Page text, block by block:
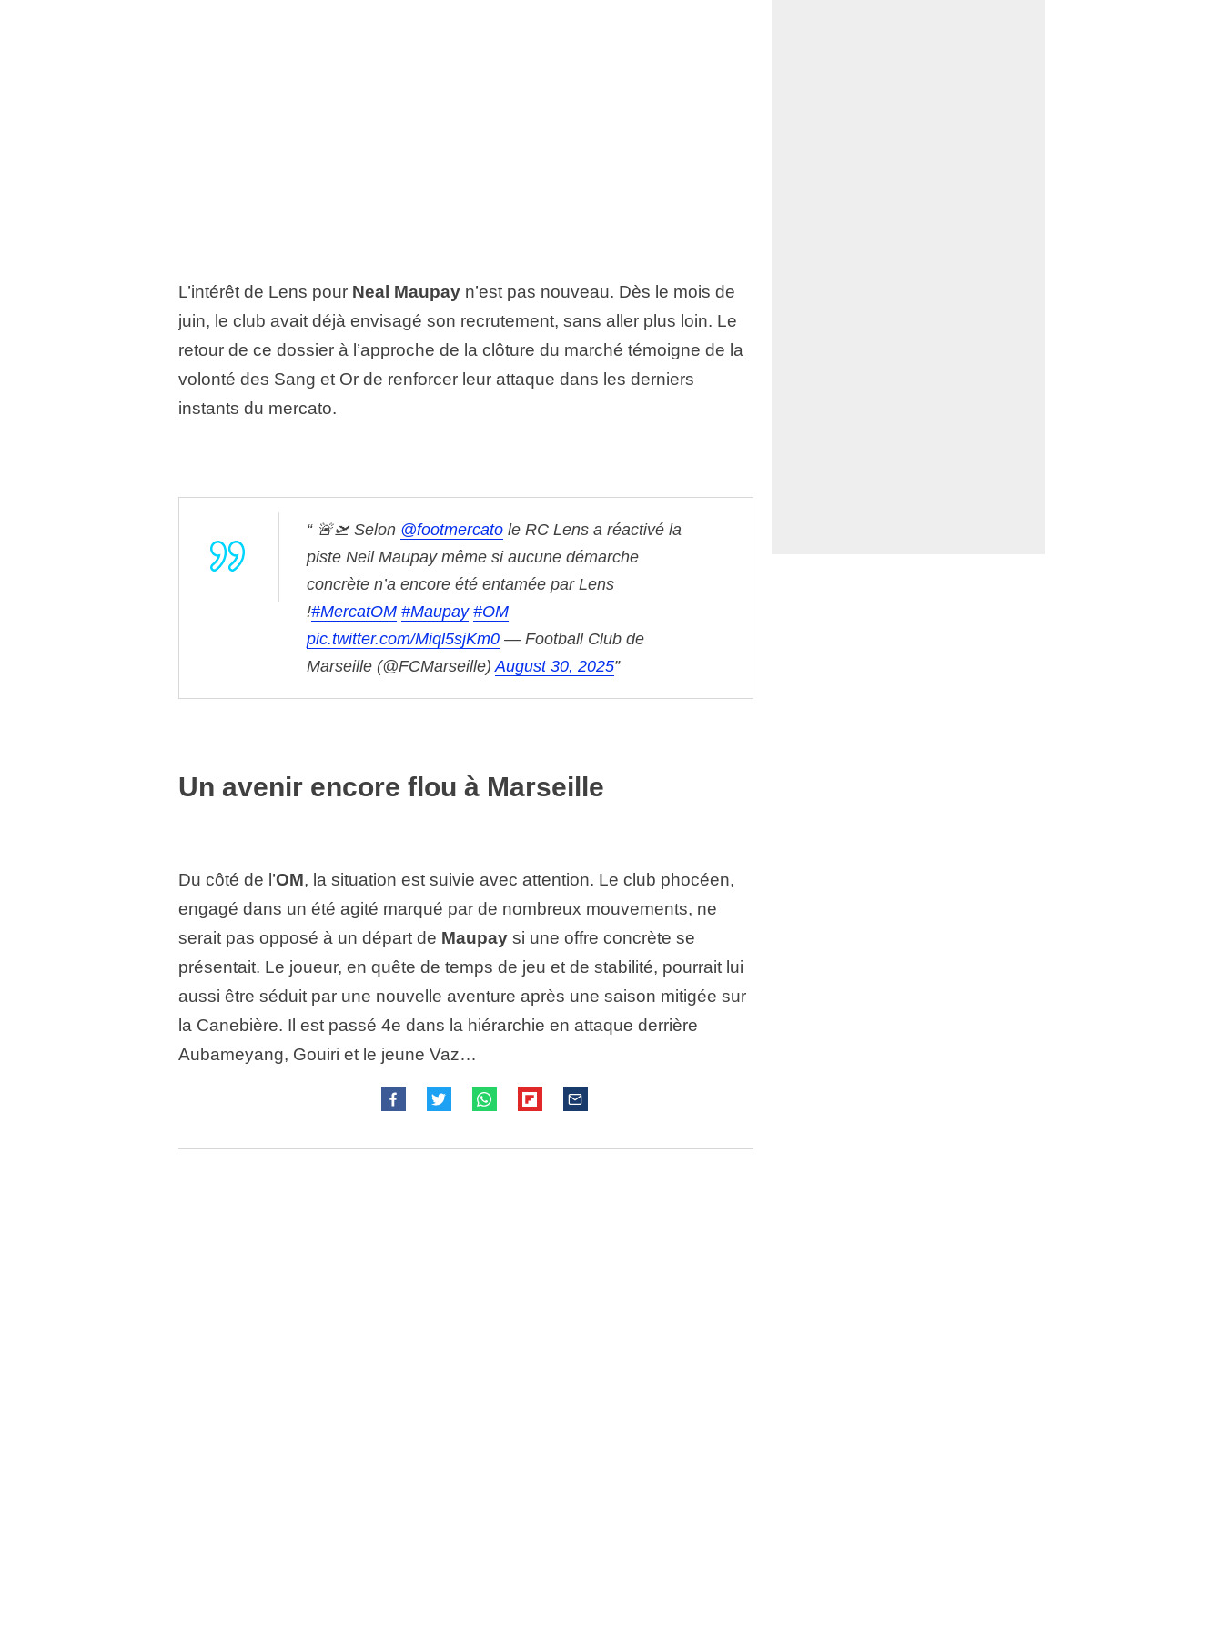
L’intérêt de Lens pour Neal Maupay n’est pas nouveau. Dès le mois de
juin, le club avait déjà envisagé son recrutement, sans aller plus loin. Le
retour de ce dossier à l’approche de la clôture du marché témoigne de la
volonté des Sang et Or de renforcer leur attaque dans les derniers
instants du mercato.
🚨🛫 Selon @footmercato le RC Lens a réactivé la
piste Neil Maupay même si aucune démarche
concrète n’a encore été entamée par Lens
!#MercatOM #Maupay #OM
pic.twitter.com/Miql5sjKm0 — Football Club de
Marseille (@FCMarseille) August 30, 2025
Un avenir encore flou à Marseille
Du côté de l’OM, la situation est suivie avec attention. Le club phocéen,
engagé dans un été agité marqué par de nombreux mouvements, ne
serait pas opposé à un départ de Maupay si une offre concrète se
présentait. Le joueur, en quête de temps de jeu et de stabilité, pourrait lui
aussi être séduit par une nouvelle aventure après une saison mitigée sur
la Canebière. Il est passé 4e dans la hiérarchie en attaque derrière
Aubameyang, Gouiri et le jeune Vaz…